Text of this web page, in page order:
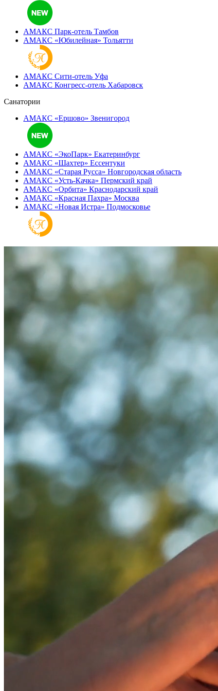
АМАКС Парк-отель Тамбов
АМАКС «‎Юбилейная» Тольятти
АМАКС Сити-отель Уфа
АМАКС Конгресс-отель Хабаровск
Санатории
АМАКС «Ершово» Звенигород
АМАКС «ЭкоПарк» Екатеринбург
АМАКС «‎Шахтер» Ессентуки
АМАКС «‎Старая Русса» Новгородская область
АМАКС «‎Усть-Качка» Пермский край
АМАКС «‎Орбита» Краснодарский край
АМАКС «‎Красная Пахра» Москва
АМАКС «‎Новая Истра» Подмосковье